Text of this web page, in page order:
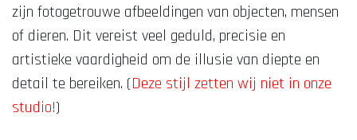
zijn fotogetrouwe afbeeldingen van objecten, mensen
of dieren. Dit vereist veel geduld, precisie en
artistieke vaardigheid om de illusie van diepte en
detail te bereiken. (Deze stijl zetten wij niet in onze
studio!)